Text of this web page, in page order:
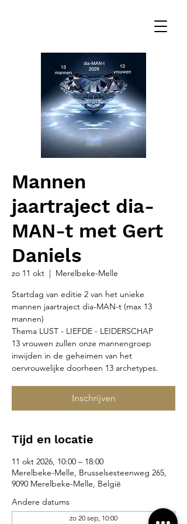
Mannen
jaartraject dia-
MAN-t met Gert
Daniels
zo 11 okt
  |
Merelbeke-Melle
Startdag van editie 2 van het unieke
mannen jaartraject dia-MAN-t (max 13
mannen)
Thema LUST - LIEFDE - LEIDERSCHAP
13 vrouwen zullen onze mannengroep
inwijden in de geheimen van het
oervrouwelijke doorheen 13 archetypes.
Inschrijven
Tijd en locatie
11 okt 2026, 10:00 – 18:00
Merelbeke-Melle, Brusselsesteenweg 265,
9090 Merelbeke-Melle, België
Andere datums
zo 20 sep, 10:00